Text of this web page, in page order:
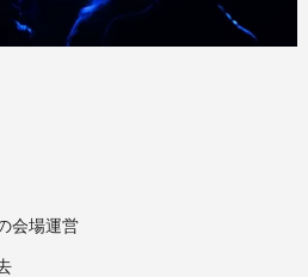
会場運営